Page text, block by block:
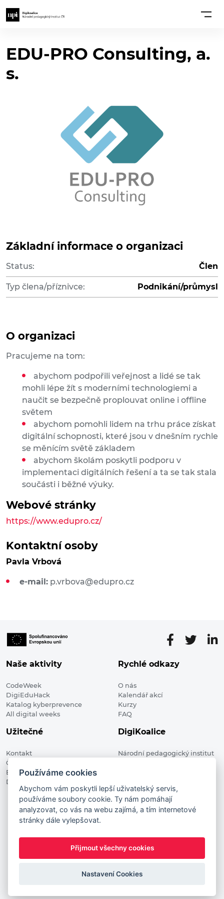
EDU-PRO Consulting, a.
s.
Základní informace o organizaci
Status: Člen
Typ člena/příznivce: Podnikání/průmysl
O organizaci
Pracujeme na tom:
abychom podpořili veřejnost a lidé se tak
mohli lépe žít s moderními technologiemi a
naučit se bezpečně proplouvat online i offline
světem
abychom pomohli lidem na trhu práce získat
digitální schopnosti, které jsou v dnešním rychle
se měnícím světě základem
abychom školám poskytli podporu v
implementaci digitálních řešení a ta se tak stala
součásti i běžné výuky.
Webové stránky
https://www.edupro.cz/
Kontaktní osoby
Pavla Vrbová
e-mail: p.vrbova@edupro.cz
Naše aktivity
CodeWeek
DigiEduHack
Katalog kyberprevence
All digital weeks
Rychlé odkazy
O nás
Kalendář akcí
Kurzy
FAQ
Užitečné
Kontakt
Členské organizace
Blog
Digitalizace ve vzdělávání
DigiKoalice
Národní pedagogický institut
DigiKoalice 2021. All rights reserved
Vstup do administrace
This project has received funding from the European
Commission Innovation and Networks Executive Agency (now
Commission and the European Commission is not responsible
Používáme cookies
Abychom vám poskytli lepší uživatelský servis,
používáme soubory cookie. Ty nám pomáhají
analyzovat, co vás na webu zajímá, a tím internetové
stránky dále vylepšovat.
Přijmout všechny cookies
Nastavení Cookies